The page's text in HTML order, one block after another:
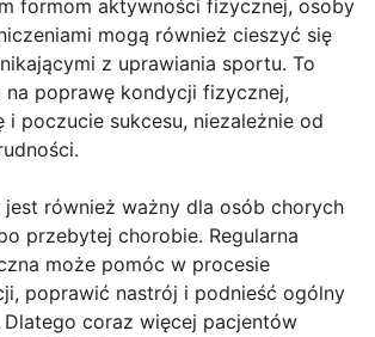
formom aktywności fizycznej, osoby
mogą również cieszyć się
z uprawiania sportu. To
na poprawę kondycji fizycznej,
i poczucie sukcesu, niezależnie od
jest również ważny dla osób chorych
przebytej chorobie. Regularna
może pomóc w procesie
poprawić nastrój i podnieść ogólny
coraz więcej pacjentów